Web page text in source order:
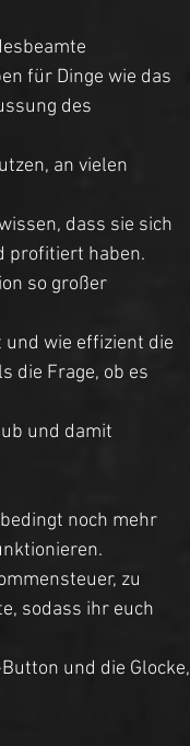
für Dinge wie das
des
an vielen
dass sie sich
profitiert haben.
so großer
und wie effizient die
die Frage, ob es
und damit
noch mehr
zu
sodass ihr euch
und die Glocke,